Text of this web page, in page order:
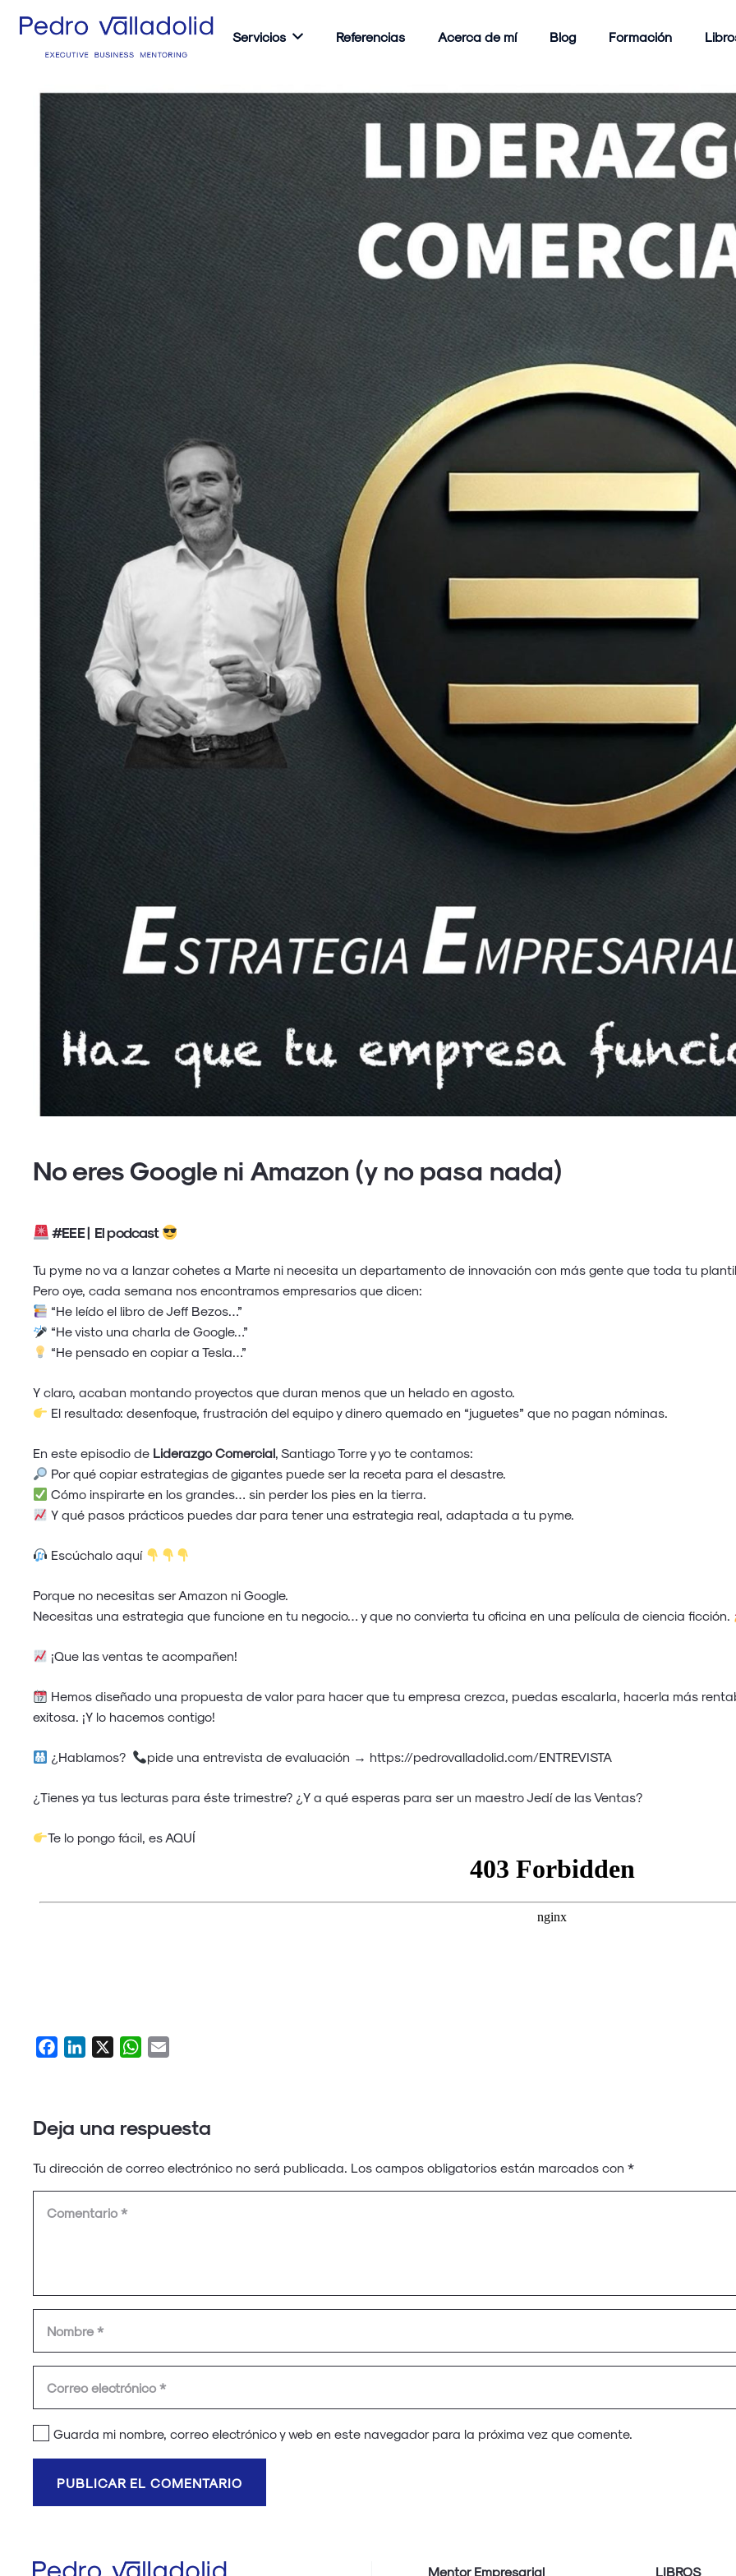
Servicios Referencias Acerca de mí Blog Formación
No eres Google ni Amazon (y no pasa nada)
#EEE |El podcast
Tu pyme no va a lanzar cohetes a Marte ni necesita un departamento de innovación con más gente que toda tu
Pero oye, cada semana nos encontramos empresarios que dicen:
“He leído el libro de Jeff Bezos…”
“He visto una charla de Google…”
“He pensado en copiar a Tesla…”
Y claro, acaban montando proyectos que duran menos que un helado en agosto.
El resultado: desenfoque, frustración del equipo y dinero quemado en “juguetes” que no pagan nóminas.
En este episodio de Liderazgo Comercial, Santiago Torre y yo te contamos:
Por qué copiar estrategias de gigantes puede ser la receta para el desastre.
Cómo inspirarte en los grandes… sin perder los pies en la tierra.
Y qué pasos prácticos puedes dar para tener una estrategia real, adaptada a tu pyme.
Escúchalo aquí
Porque no necesitas ser Amazon ni Google.
Necesitas una estrategia que funcione en tu negocio… y que no convierta tu oficina en una película de ciencia ficción.
¡Que las ventas te acompañen!
Hemos diseñado una propuesta de valor para hacer que tu empresa crezca, puedas escalarla, hacerla más
exitosa. ¡Y lo hacemos contigo!
¿Hablamos? pide una entrevista de evaluación → https://pedrovalladolid.com/ENTREVISTA
¿Tienes ya tus lecturas para éste trimestre? ¿Y a qué esperas para ser un maestro Jedí de las Ventas?
Te lo pongo fácil, es AQUÍ
FacebookLinkedIn WhatsApp
Deja una respuesta
Tu dirección de correo electrónico no será publicada. Los campos obligatorios están marcados con *
Guarda mi nombre, correo electrónico y web en este navegador para la próxima vez que comente.
PUBLICAR EL COMENTARIO
Mentor Empresarial LIBROS